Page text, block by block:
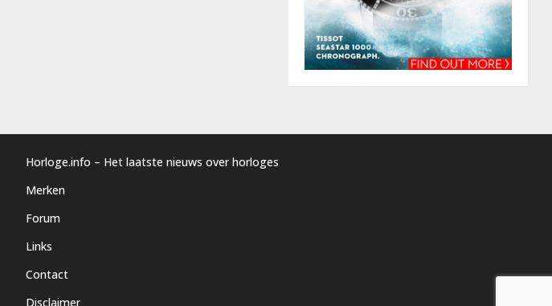
Horloge.info – Het laatste nieuws over horloges
Merken
Forum
Links
Contact
Disclaimer